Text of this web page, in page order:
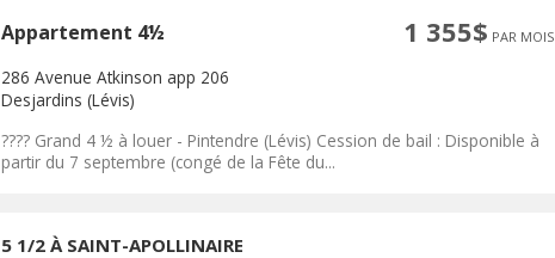
Appartement 4½ 1 355$ PAR MOIS
286 Avenue Atkinson app 206
Desjardins (Lévis)
???? Grand 4 ½ à louer - Pintendre (Lévis) Cession de bail : Disponible à
partir du 7 septembre (congé de la Fête du...
5 1/2 À SAINT-APOLLINAIRE